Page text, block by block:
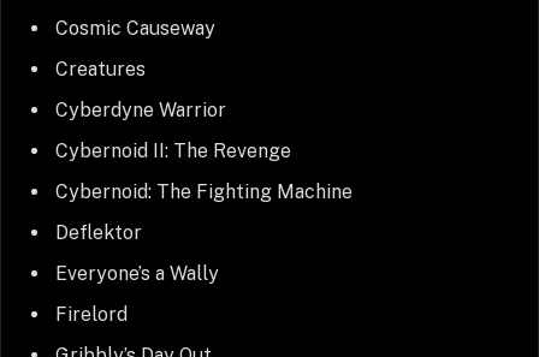
Cosmic Causeway
Creatures
Cyberdyne Warrior
Cybernoid II: The Revenge
Cybernoid: The Fighting Machine
Deflektor
Everyone’s a Wally
Firelord